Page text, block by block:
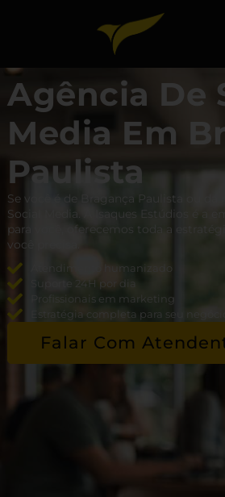
Agência De
Media Em
Paulista
Se você é de Bragança Paulista ou da
Social Media. A Isaques Estúdios é a
para você, oferecemos toda a
você precisa.
Atendimento humanizado
Suporte 24H por dia
Profissionais em marketing
Estratégia completa para seu negócio
Falar Com